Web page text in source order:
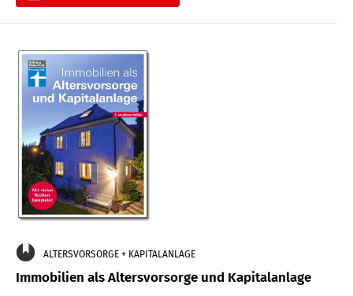
ALTERSVORSORGE + KAPITALANLAGE
Immobilien als Altersvorsorge und Kapitalanlage